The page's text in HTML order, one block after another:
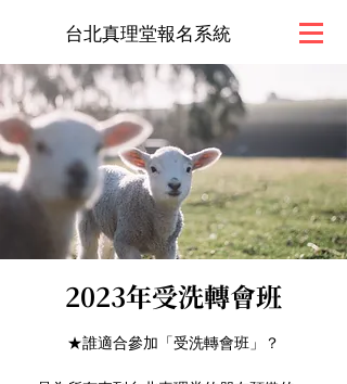
台北真理堂報名系統
2023年受洗轉會班
★誰適合參加「受洗轉會班」？